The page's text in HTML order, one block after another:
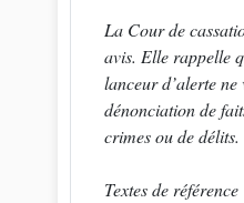
La Cour de
avis. Elle rappelle
lanceur d’alerte
dénonciation de
crimes ou de délits.
Textes de référence